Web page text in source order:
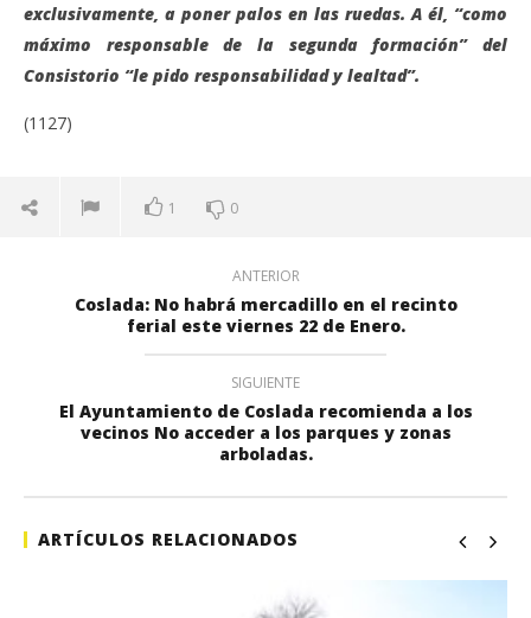
exclusivamente, a poner palos en las ruedas. A él, “como
máximo responsable de la segunda formación” del
Consistorio “le pido responsabilidad y lealtad”.
(1127)
1 0
ANTERIOR
Coslada: No habrá mercadillo en el recinto
ferial este viernes 22 de Enero.
SIGUIENTE
El Ayuntamiento de Coslada recomienda a los
vecinos No acceder a los parques y zonas
arboladas.
ARTÍCULOS RELACIONADOS